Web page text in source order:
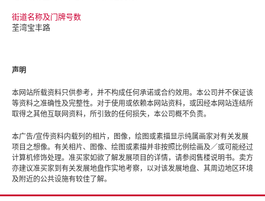
街道名称及门牌号数
荃湾宝丰路
声明
本网站所载资料只供参考，并不构成任何承诺或合约效用。本公司并不保证该
等资料之准确性及完整性。对于使用或依赖本网站资料，或因经本网站连结所
取得之其他互联网资料，所引致的任何损失，本公司概不负责。
本广告/宣传资料内载列的相片，图像，绘图或素描显示纯属画家对有关发展
项目之想像。有关相片、图像、绘图或素描并非按照比例绘画及／或可能经过
计算机修饰处理。准买家如欲了解发展项目的详情，请参阅售楼说明书。卖方
亦建议准买家到有关发展地盘作实地考察，以对该发展地盘、其周边地区环境
及附近的公共设施有较佳了解。